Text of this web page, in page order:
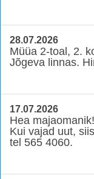
28.07.2026
Müüa 2-toal, 2.
Jõgeva linnas.
17.07.2026
Hea
Kui vajad uut,
tel 565 4060.